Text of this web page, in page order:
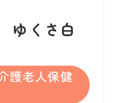
ゆくさ白
護老人保健